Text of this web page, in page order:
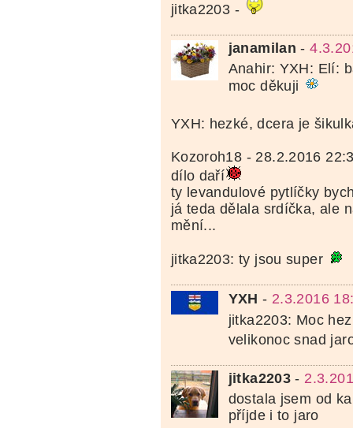
jitka2203 -
janamilan -
Anahir: YXH: Elí:
moc děkuji
YXH: hezké, dcera je
Kozoroh18 - 28.2.2016
dílo daří
ty levandulové pytlíčky
já teda dělala srdíčka, ale
mění...
jitka2203: ty jsou super
YXH - 2.3.2016
jitka2203: Moc
velikonoc snad
jitka2203 -
dostala jsem od
příjde i to jaro